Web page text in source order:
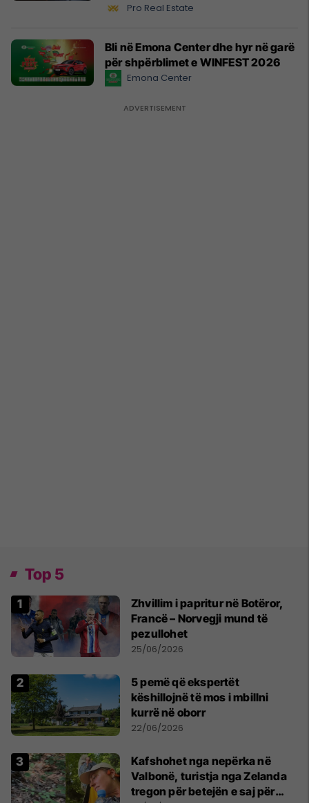
Pro Real Estate
Bli në Emona Center dhe hyr në garë
për shpërblimet e WINFEST 2026
Emona Center
Top 5
Zhvillim i papritur në Botëror,
Francë – Norvegji mund të
pezullohet
25/06/2026
5 pemë që ekspertët
këshillojnë të mos i mbillni
kurrë në oborr
22/06/2026
Kafshohet nga nepërka në
Valbonë, turistja nga Zelanda
tregon për betejën e saj për